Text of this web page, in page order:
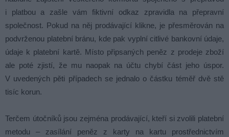
i platbou a zašle vám fiktivní odkaz zpravidla na přepravní
společnost. Pokud na něj prodávající klikne, je přesměrován na
podvrženou platební bránu, kde pak vyplní citlivé bankovní údaje,
údaje k platební kartě. Místo připsaných peněz z prodeje zboží
ale poté zjistí, že mu naopak na účtu chybí část jeho úspor.
V uvedených pěti případech se jednalo o částku téměř dvě stě
tisíc korun.
Terčem útočníků jsou zejména prodávající, kteří si zvolili platební
metodu – zasílání peněz z karty na kartu prostřednictvím